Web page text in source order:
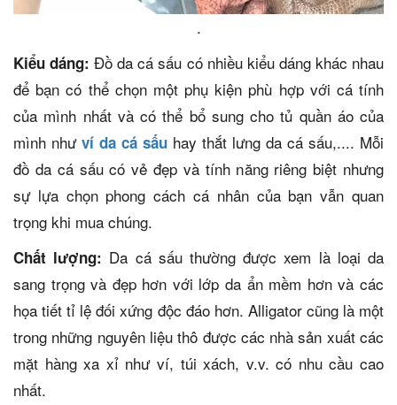
.
Kiểu dáng:Đồ da cá sấu có nhiều kiểu dáng khác nhau
để bạn có thể chọn một phụ kiện phù hợp với cá tính
của mình nhất và có thể bổ sung cho tủ quần áo của
mình như ví da cá sấu hay thắt lưng da cá sấu,.... Mỗi
đồ da cá sấu có vẻ đẹp và tính năng riêng biệt nhưng
sự lựa chọn phong cách cá nhân của bạn vẫn quan
trọng khi mua chúng.
Chất lượng: Da cá sấu thường được xem là loại da
sang trọng và đẹp hơn với lớp da ẩn mềm hơn và các
họa tiết tỉ lệ đối xứng độc đáo hơn. Alligator cũng là một
trong những nguyên liệu thô được các nhà sản xuất các
mặt hàng xa xỉ như ví, túi xách, v.v. có nhu cầu cao
nhất.